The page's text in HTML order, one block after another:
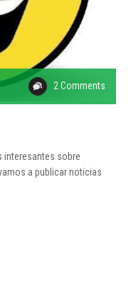
2 Comments
interesantes sobre
a publicar noticias